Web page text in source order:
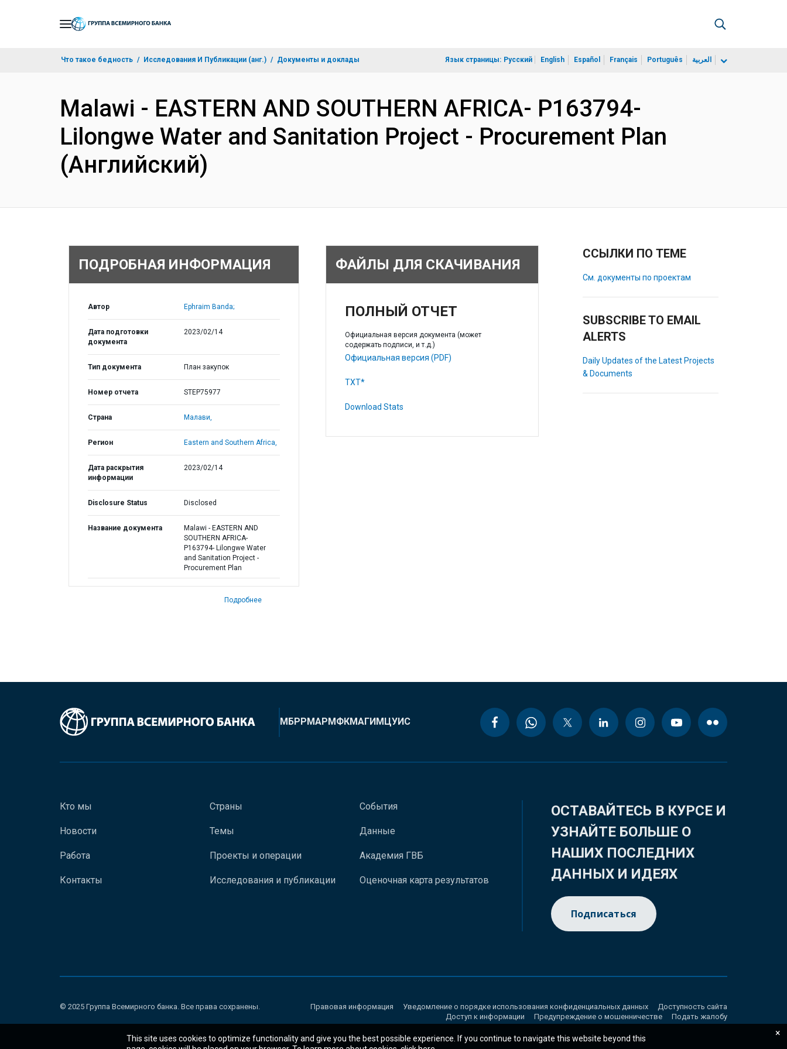
Что такое бедность Исследования И Публикации (анг.) Документы и доклады Язык страницы: Русский English Español Français Português العربية
Malawi - EASTERN AND SOUTHERN AFRICA- P163794-
Lilongwe Water and Sanitation Project - Procurement Plan
(Английский)
ПОДРОБНАЯ ИНФОРМАЦИЯ
Автор Ephraim Banda;
Дата подготовки
документа
2023/02/14
Тип документа План закупок
Номер отчета STEP75977
Страна Малави,
Регион Eastern and Southern Africa,
Дата раскрытия
информации
2023/02/14
Disclosure Status Disclosed
Название документа
Malawi - EASTERN AND
SOUTHERN AFRICA-
P163794- Lilongwe Water
and Sanitation Project -
Procurement Plan
Подробнее
ФАЙЛЫ ДЛЯ СКАЧИВАНИЯ
ПОЛНЫЙ ОТЧЕТ
Официальная версия документа (может
содержать подписи, и т.д.)
Официальная версия (PDF)
TXT*
Download Stats
ССЫЛКИ ПО ТЕМЕ
См. документы по проектам
SUBSCRIBE TO EMAIL
ALERTS
Daily Updates of the Latest Projects
& Documents
МБРРМАРМФКМАГИМЦУИС
Кто мы
Новости
Работа
Контакты
Страны
Темы
Проекты и операции
Исследования и публикации
События
Данные
Академия ГВБ
Оценочная карта результатов
ОСТАВАЙТЕСЬ В КУРСЕ И
УЗНАЙТЕ БОЛЬШЕ О
НАШИХ ПОСЛЕДНИХ
ДАННЫХ И ИДЕЯХ
Подписаться
© 2025 Группа Всемирного банка. Все права сохранены. Правовая информация Уведомление о порядке использования конфиденциальных данных
Доступность сайта
Доступ к информации
Предупреждение о мошенничестве Подать жалобу
This site uses cookies to optimize functionality and give you the best possible experience. If you continue to navigate this website beyond this
×